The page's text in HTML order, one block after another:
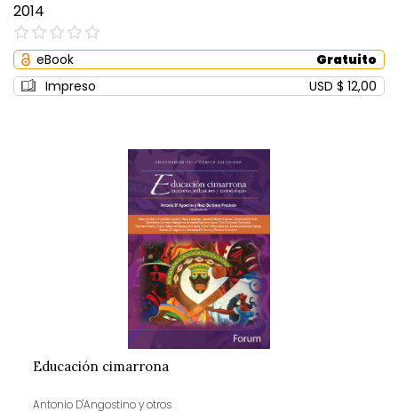
2014
0%
eBook
Gratuito
Impreso
USD $ 12,00
Educación cimarrona
Antonio D'Angostino y otros